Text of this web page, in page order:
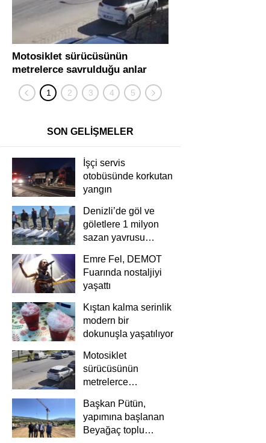
Motosiklet sürücüsünün
metrelerce savrulduğu anlar
güvenlik kamerasında
SON GELİŞMELER
İşçi servis
otobüsünde korkutan
yangın
Denizli’de göl ve
göletlere 1 milyon
sazan yavrusu
Emre Fel, DEMOT
Fuarında nostaljiyi
yaşattı
Kıştan kalma serinlik
modern bir
dokunuşla yaşatılıyor
Motosiklet
sürücüsünün
metrelerce
güvenlik
kamerasında
Başkan Pütün,
yapımına başlanan
Beyağaç toplu